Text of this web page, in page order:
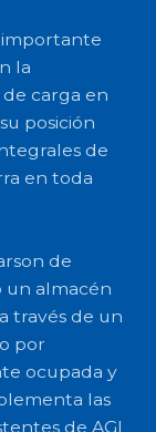
importante
la
carga en
posición
de
en toda
de
un almacén
través de un
por
ocupada y
las
de AGI